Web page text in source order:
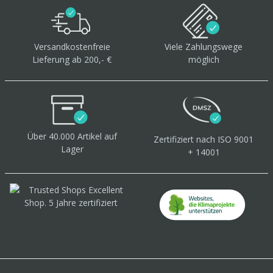
Versandkostenfreie
Lieferung ab 200,- €
Viele Zahlungswege
möglich
Über 40.000 Artikel auf
Lager
Zertifiziert nach ISO 9001
+ 14001